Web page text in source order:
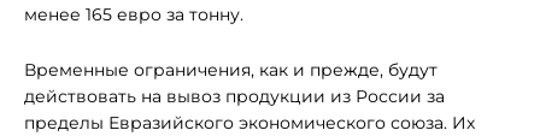
менее 165 евро за тонну.
Временные ограничения, как и прежде, будут
действовать на вывоз продукции из России за
пределы Евразийского экономического союза. Их